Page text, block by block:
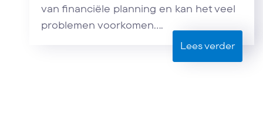
van financiële planning en kan het veel
problemen voorkomen....
Lees verder